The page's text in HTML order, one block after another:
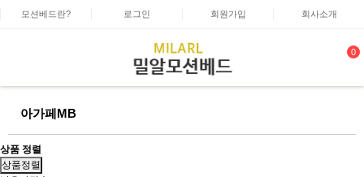
모션베드란? 로그인 회원가입 회사소개
0
아가페MB
상품 정렬
상품정렬